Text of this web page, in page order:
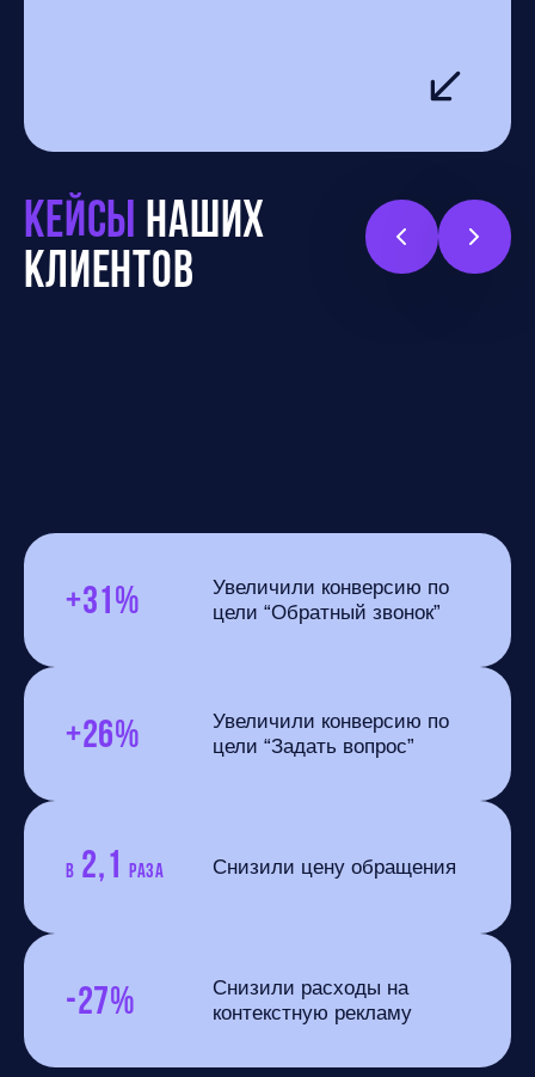
Кейсы наших
клиентов
+31%
Увеличили конверсию по
цели “Обратный звонок”
+26%
Увеличили конверсию по
цели “Задать вопрос”
в 2,1 раза Снизили цену обращения
-27%
Снизили расходы на
контекстную рекламу